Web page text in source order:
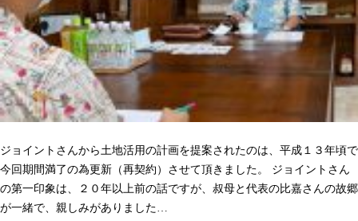
ジョイントさんから土地活用の計画を提案されたのは、平成１３年頃で
今回期間満了の為更新（再契約）させて頂きました。 ジョイントさん
の第一印象は、２０年以上前の話ですが、叔母と代表の比嘉さんの故郷
が一緒で、親しみがありました…